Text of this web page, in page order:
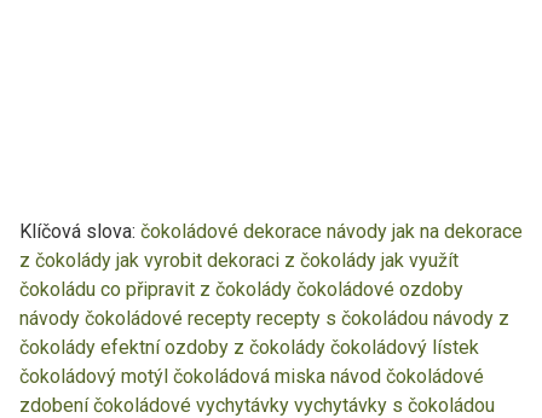
Klíčová slova: čokoládové dekorace návody jak na dekorace
z čokolády jak vyrobit dekoraci z čokolády jak využít
čokoládu co připravit z čokolády čokoládové ozdoby
návody čokoládové recepty recepty s čokoládou návody z
čokolády efektní ozdoby z čokolády čokoládový lístek
čokoládový motýl čokoládová miska návod čokoládové
zdobení čokoládové vychytávky vychytávky s čokoládou